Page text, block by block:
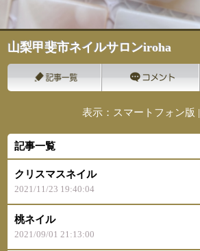
山梨甲斐市ネイルサロンiroha
表示：スマートフォン版 |
記事一覧
クリスマスネイル
2021/11/23 19:40:04
桃ネイル
2021/09/01 21:13:00